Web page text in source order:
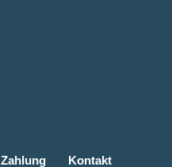
Zahlung Kontakt